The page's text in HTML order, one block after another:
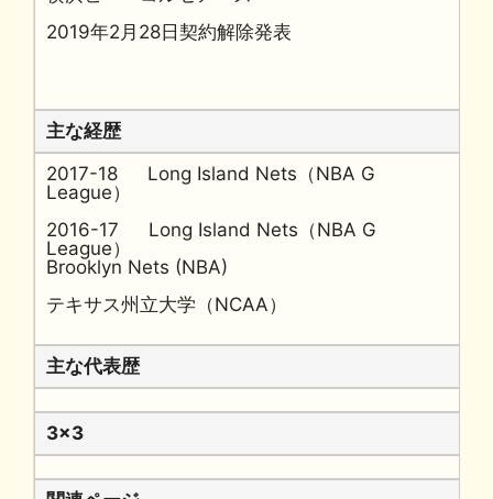
2019年2月28日契約解除発表
主な経歴
2017-18 Long Island Nets（NBA G
League）
2016-17 Long Island Nets（NBA G
League）
Brooklyn Nets (NBA)
テキサス州立大学（NCAA）
主な代表歴
3x3